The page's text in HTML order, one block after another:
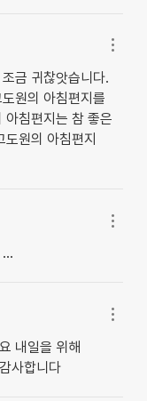
금 귀찮앗습니다.
원의 아침편지를
아침편지는 참 좋은
원의 아침편지
내일을 위해
사합니다